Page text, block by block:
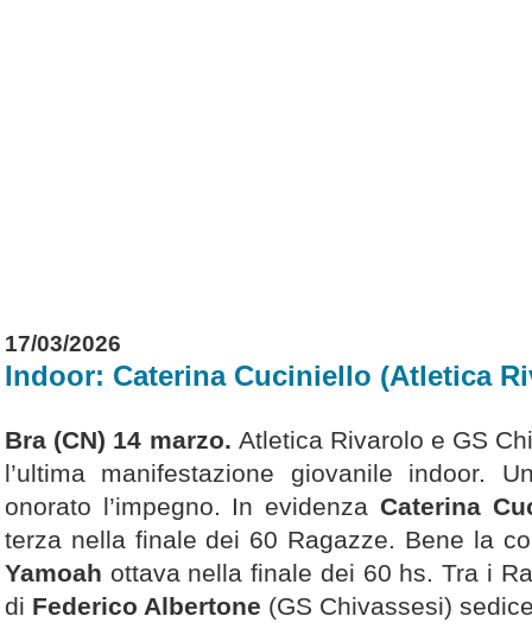
17/03/2026
Indoor: Caterina Cuciniello (Atletica
Bra (CN) 14 marzo. Atletica Rivarolo e GS
l’ultima manifestazione giovanile indoor.
onorato l’impegno. In evidenza Caterina
terza nella finale dei 60 Ragazze. Bene la
Yamoah ottava nella finale dei 60 hs. Tra i
di Federico Albertone (GS Chivassesi)